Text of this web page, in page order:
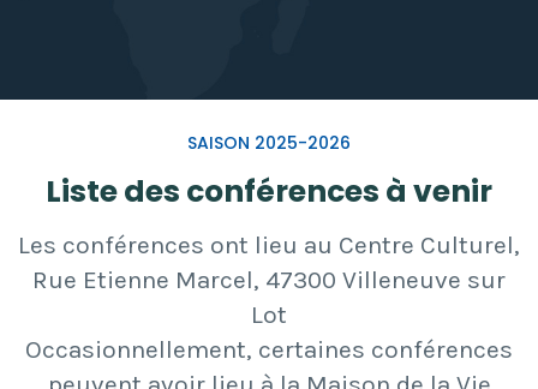
SAISON 2025-2026
Liste des conférences à venir
Les conférences ont lieu au Centre Culturel,
Rue Etienne Marcel, 47300 Villeneuve sur
Lot
Occasionnellement, certaines conférences